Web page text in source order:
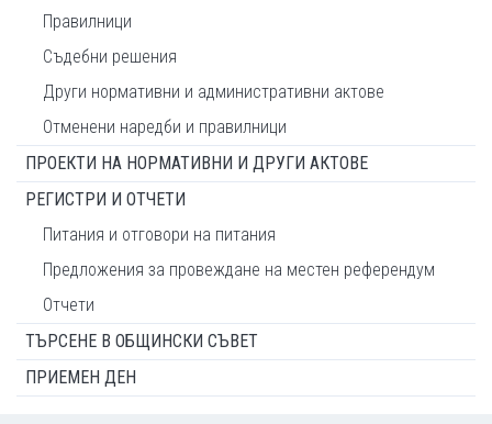
Правилници
Съдебни решения
Други нормативни и административни актове
Отменени наредби и правилници
ПРОЕКТИ НА НОРМАТИВНИ И ДРУГИ АКТОВЕ
РЕГИСТРИ И ОТЧЕТИ
Питания и отговори на питания
Предложения за провеждане на местен референдум
Отчети
ТЪРСЕНЕ В ОБЩИНСКИ СЪВЕТ
ПРИЕМЕН ДЕН